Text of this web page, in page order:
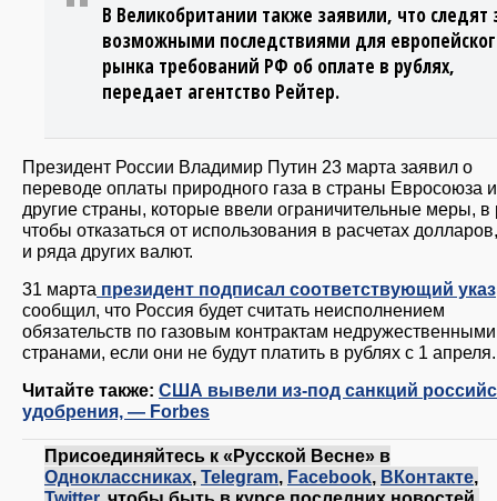
В Великобритании также заявили, что следят
возможными последствиями для
рынка требований РФ об оплате в рублях,
передает агентство Рейтер.
Президент России Владимир Путин 23 марта заявил о
переводе оплаты природного газа в страны Евросоюза и
другие страны, которые ввели ограничительные меры, в
чтобы отказаться от использования в расчетах
и ряда других валют.
31 марта президент подписал соответствующий указ
сообщил, что Россия будет считать неисполнением
обязательств по газовым контрактам недружественными
странами, если они не будут платить в рублях с 1 апреля.
Читайте также: США вывели из-под санкций
удобрения, — Forbes
Присоединяйтесь к «Русской Весне» в
Одноклассниках, Telegram, Facebook, ВКонтакте,